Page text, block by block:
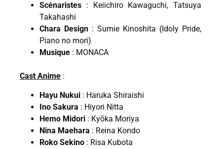
Scénaristes : Keiichiro Kawaguchi, Tatsuya
Takahashi
Chara Design : Sumie Kinoshita (Idoly Pride,
Piano no mori)
Musique : MONACA
Cast Anime :
Hayu Nukui : Haruka Shiraishi
Ino Sakura : Hiyori Nitta
Hemo Midori : Kyōka Moriya
Nina Maehara : Reina Kondo
Roko Sekino : Risa Kubota